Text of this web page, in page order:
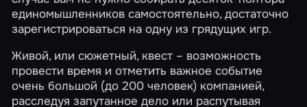
единомышленников самостоятельно, достаточно
зарегистрироваться на одну из грядущих игр.
Живой, или сюжетный, квест – возможность
провести время и отметить важное событие
очень большой (до 200 человек) компанией,
расследуя запутанное дело или распутывая